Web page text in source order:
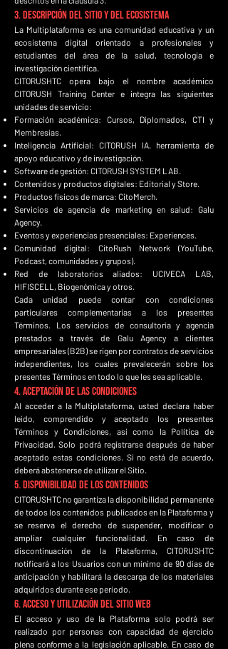
3. Descripción del Sitio y del Ecosistema
La Multiplataforma es una comunidad educativa y un
ecosistema digital orientado a profesionales y
estudiantes del área de la salud, tecnología e
investigación científica.
CITORUSHTC opera bajo el nombre académico
CITORUSH Training Center e integra las siguientes
unidades de servicio:
Formación académica: Cursos, Diplomados, CTI y
Membresías.
Inteligencia Artificial: CITORUSH IA, herramienta de
apoyo educativo y de investigación.
Software de gestión: CITORUSH SYSTEM LAB.
Contenidos y productos digitales: Editorial y Store.
Productos físicos de marca: CitoMerch.
Servicios de agencia de marketing en salud: Galu
Agency.
Eventos y experiencias presenciales: Experiences.
Comunidad digital: CitoRush Network (YouTube,
Podcast, comunidades y grupos).
Red de laboratorios aliados: UCIVECA LAB,
HIFISCELL, Biogenómica y otros.
Cada unidad puede contar con condiciones
particulares complementarias a los presentes
Términos. Los servicios de consultoría y agencia
prestados a través de Galu Agency a clientes
empresariales (B2B) se rigen por contratos de servicios
independientes, los cuales prevalecerán sobre los
presentes Términos en todo lo que les sea aplicable.
4. Aceptación de las Condiciones
Al acceder a la Multiplataforma, usted declara haber
leído, comprendido y aceptado los presentes
Términos y Condiciones, así como la Política de
Privacidad. Solo podrá registrarse después de haber
aceptado estas condiciones. Si no está de acuerdo,
deberá abstenerse de utilizar el Sitio.
5. Disponibilidad de los Contenidos
CITORUSHTC no garantiza la disponibilidad permanente
de todos los contenidos publicados en la Plataforma y
se reserva el derecho de suspender, modificar o
ampliar cualquier funcionalidad. En caso de
discontinuación de la Plataforma, CITORUSHTC
notificará a los Usuarios con un mínimo de 90 días de
anticipación y habilitará la descarga de los materiales
adquiridos durante ese período.
6. Acceso y Utilización del Sitio Web
El acceso y uso de la Plataforma solo podrá ser
realizado por personas con capacidad de ejercicio
plena conforme a la legislación aplicable. En caso de